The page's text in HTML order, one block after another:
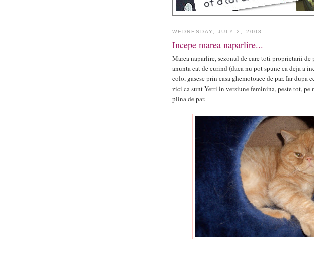
WEDNESDAY, JULY 2, 2008
Incepe marea naparlire...
Marea naparlire, sezonul de care toti proprietarii
anunta cat de curind (daca nu pot spune ca deja a
colo, gasesc prin casa ghemotoace de par. Iar dupa
zici ca sunt Yetti in versiune feminina, peste tot, pe
plina de par.